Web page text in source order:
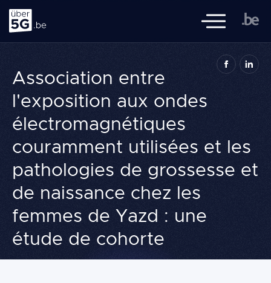
Ueber 5G
Mobile
Ueber5G.be ist eine Initiative der föderalen Regierung, der
flämischen, wallonischen und Brüsseler Behörden, des FÖD
Sciensano
Navigation
principale Literaturübersicht
Themen
Wissen
Häufig gestellte Fragen
Association entre
l'exposition aux ondes
électromagnétiques
couramment utilisées et les
pathologies de grossesse et
de naissance chez les
femmes de Yazd : une
étude de cohorte